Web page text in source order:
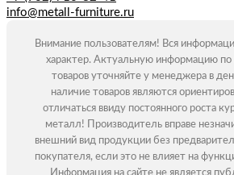
info@metall-furniture.ru
Внимание пользователям! Вся
характер. Актуальную информацию
товаров уточняйте у менеджера в
наличие товаров являются
отличаться ввиду постоянного роста
металл! Производитель вправе
внешний вид продукции без
покупателя, если это не влияет на
Информация на сайте не является